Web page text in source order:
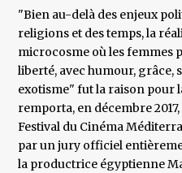
"Bien au-delà des enjeux
religions et des temps, la
microcosme où les femmes
liberté, avec humour, grâce,
exotisme" fut la raison pour
remporta, en décembre
Festival du Cinéma
par un jury officiel
la productrice égyptienne